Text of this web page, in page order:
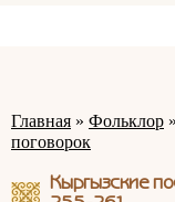
Главная » Фольклор »
поговорок
Кыргызские